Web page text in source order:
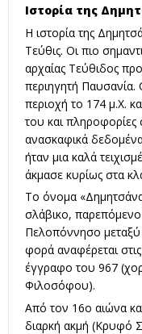
Ιστορία της
Η ιστορία της
Τεύθις. Οι πιο
αρχαίας Τεύθιδος
περιηγητή
περιοχή το 174 μ.Χ.
του και πληροφορίες
ανασκαφικά δεδομένα
ήταν μια καλά
άκμασε κυρίως στα
Το όνομα
σλάβικο,
Πελοπόννησο
φορά αναφέρεται
έγγραφο του 967
Φιλοσόφου).
Από τον 16ο αιώνα
διαρκή ακμή (Κρυφό